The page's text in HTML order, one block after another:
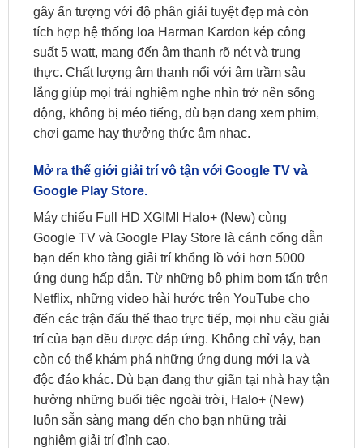
gây ấn tượng với độ phân giải tuyệt đẹp mà còn
tích hợp hệ thống loa Harman Kardon kép công
suất 5 watt, mang đến âm thanh rõ nét và trung
thực. Chất lượng âm thanh nổi với âm trầm sâu
lắng giúp mọi trải nghiệm nghe nhìn trở nên sống
động, không bị méo tiếng, dù bạn đang xem phim,
chơi game hay thưởng thức âm nhạc.
Mở ra thế giới giải trí vô tận với Google TV và
Google Play Store.
Máy chiếu Full HD XGIMI Halo+ (New) cùng
Google TV và Google Play Store là cánh cổng dẫn
bạn đến kho tàng giải trí khổng lồ với hơn 5000
ứng dụng hấp dẫn. Từ những bộ phim bom tấn trên
Netflix, những video hài hước trên YouTube cho
đến các trận đấu thể thao trực tiếp, mọi nhu cầu giải
trí của bạn đều được đáp ứng. Không chỉ vậy, bạn
còn có thể khám phá những ứng dụng mới lạ và
độc đáo khác. Dù bạn đang thư giãn tại nhà hay tận
hưởng những buổi tiệc ngoài trời, Halo+ (New)
luôn sẵn sàng mang đến cho bạn những trải
nghiệm giải trí đỉnh cao.